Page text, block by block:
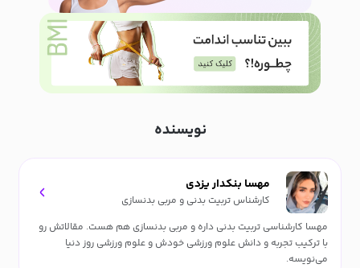
نویسنده
مهسا بنکدار یزدی
کارشناس تربیت بدنی و مربی بدنسازی
مهسا کارشناسی تربیت بدنی داره و مربی بدنسازی هم هست. مقالاتش رو
با ترکیب تجربه و دانش علوم ورزشی خودش و علوم ورزشی روز دنیا
می‌نویسه.